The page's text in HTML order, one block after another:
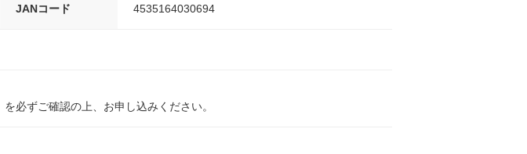
JANコード 4535164030694
必ずご確認の上、お申し込みください。